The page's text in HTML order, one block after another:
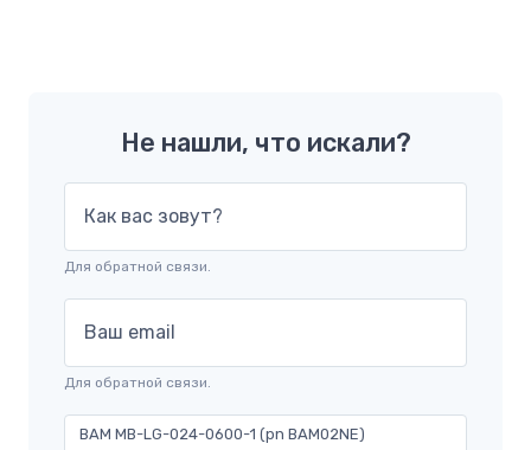
Не нашли, что искали?
Как вас зовут?
Для обратной связи.
Ваш email
Для обратной связи.